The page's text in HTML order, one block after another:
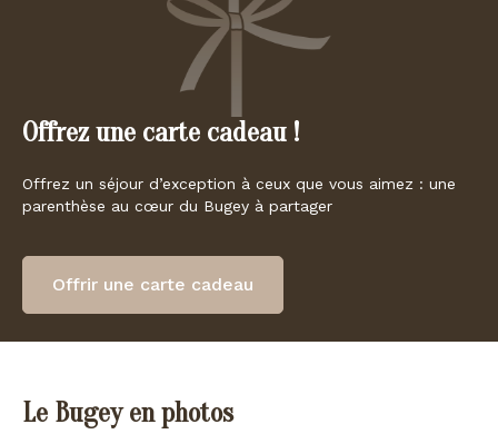
Offrez une carte cadeau !
Offrez un séjour d’exception à ceux que vous aimez : une
parenthèse au cœur du Bugey à partager
Offrir une carte cadeau
Le Bugey en photos